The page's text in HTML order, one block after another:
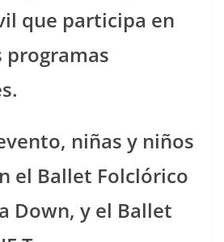
que participa en
programas
niñas y niños
el Ballet Folclórico
Down, y el Ballet